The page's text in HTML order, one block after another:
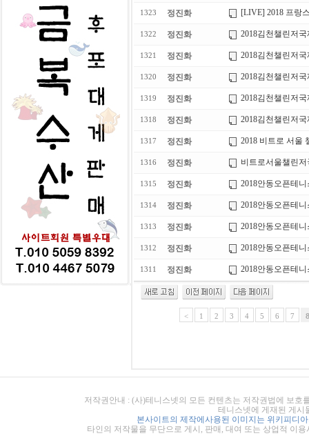
1323 정진화 [LIVE] 2018 프랑
1322 정진화 2018김천챌린저
1321 정진화 2018김천챌린저
1320 정진화 2018김천챌린저
1319 정진화 2018김천챌린저
1318 정진화 2018김천챌린저
1317 정진화 2018 비트로 서울
1316 정진화 비트로서울챌린
1315 정진화 2018안동오픈테
1314 정진화 2018안동오픈테
1313 정진화 2018안동오픈테
1312 정진화 2018안동오픈테
1311 정진화 2018안동오픈테
< 1 2 3 4 5 6 7 8
저작권안내 : (사)테니스넷의 모든 컨텐츠는 저작권법에 보
테니스넷에 게재된 게시
본사이트의 제작에사용된 이미지는 위키피디
타인의 저작물을 무단으로 게시, 판매, 대여 또는 상업적 이